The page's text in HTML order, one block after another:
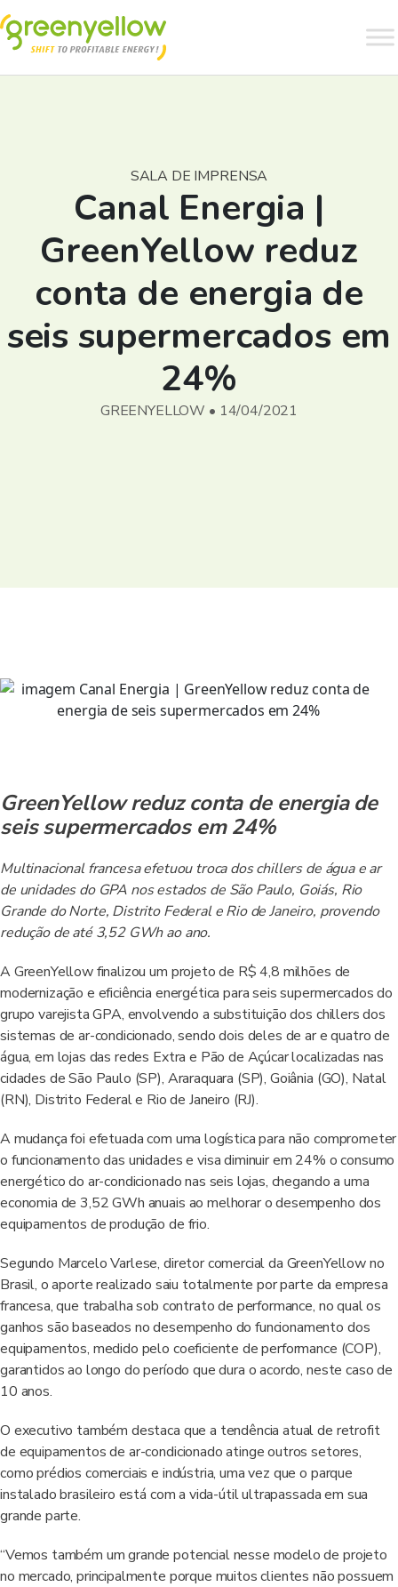
SALA DE IMPRENSA
Canal Energia |
GreenYellow reduz
conta de energia de
seis supermercados em
24%
GREENYELLOW • 14/04/2021
GreenYellow reduz conta de energia de
seis supermercados em 24%
Multinacional francesa efetuou troca dos chillers de água e ar
de unidades do GPA nos estados de São Paulo, Goiás, Rio
Grande do Norte, Distrito Federal e Rio de Janeiro, provendo
redução de até 3,52 GWh ao ano.
A GreenYellow finalizou um projeto de R$ 4,8 milhões de
modernização e eficiência energética para seis supermercados do
grupo varejista GPA, envolvendo a substituição dos chillers dos
sistemas de ar-condicionado, sendo dois deles de ar e quatro de
água, em lojas das redes Extra e Pão de Açúcar localizadas nas
cidades de São Paulo (SP), Araraquara (SP), Goiânia (GO), Natal
(RN), Distrito Federal e Rio de Janeiro (RJ).
A mudança foi efetuada com uma logística para não comprometer
o funcionamento das unidades e visa diminuir em 24% o consumo
energético do ar-condicionado nas seis lojas, chegando a uma
economia de 3,52 GWh anuais ao melhorar o desempenho dos
equipamentos de produção de frio.
Segundo Marcelo Varlese, diretor comercial da GreenYellow no
Brasil, o aporte realizado saiu totalmente por parte da empresa
francesa, que trabalha sob contrato de performance, no qual os
ganhos são baseados no desempenho do funcionamento dos
equipamentos, medido pelo coeficiente de performance (COP),
garantidos ao longo do período que dura o acordo, neste caso de
10 anos.
O executivo também destaca que a tendência atual de retrofit
de equipamentos de ar-condicionado atinge outros setores,
como prédios comerciais e indústria, uma vez que o parque
instalado brasileiro está com a vida-útil ultrapassada em sua
grande parte.
“Vemos também um grande potencial nesse modelo de projeto
no mercado, principalmente porque muitos clientes não possuem